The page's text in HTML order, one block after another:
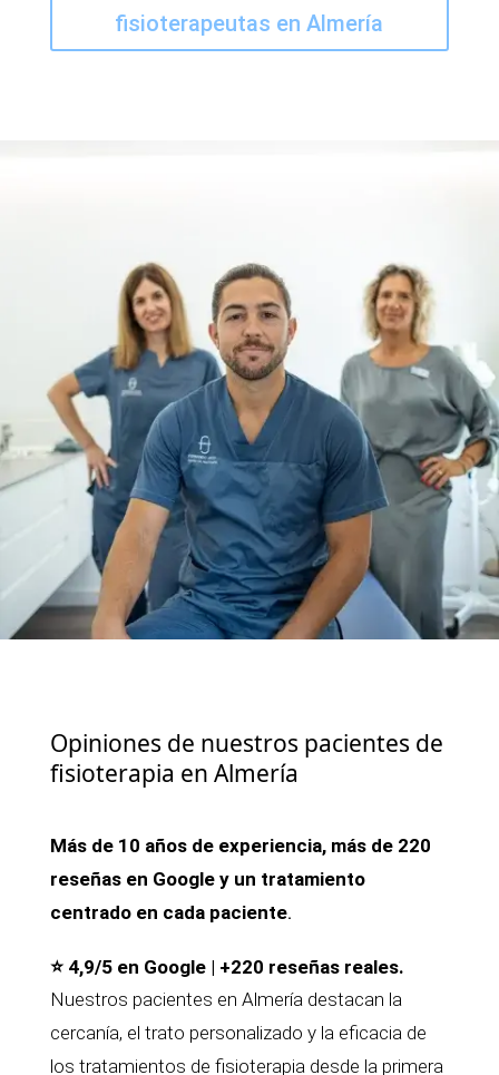
fisioterapeutas en Almería
Opiniones de nuestros pacientes de
fisioterapia en Almería
Más de 10 años de experiencia, más de 220
reseñas en Google y un tratamiento
centrado en cada paciente.
⭐ 4,9/5 en Google | +220 reseñas reales.
Nuestros pacientes en Almería destacan la
cercanía, el trato personalizado y la eficacia de
los tratamientos de fisioterapia desde la primera